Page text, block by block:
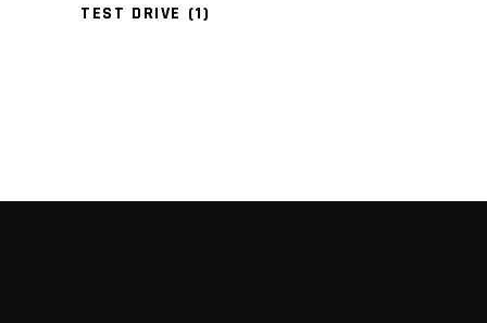
TEST DRIVE (1)